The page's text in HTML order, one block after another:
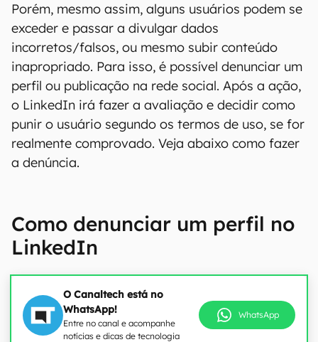
Porém, mesmo assim, alguns usuários podem se
exceder e passar a divulgar dados
incorretos/falsos, ou mesmo subir conteúdo
inapropriado. Para isso, é possível denunciar um
perfil ou publicação na rede social. Após a ação,
o LinkedIn irá fazer a avaliação e decidir como
punir o usuário segundo os termos de uso, se for
realmente comprovado. Veja abaixo como fazer
a denúncia.
Como denunciar um perfil no
LinkedIn
O Canaltech está no
WhatsApp!
Entre no canal e acompanhe
notícias e dicas de tecnologia
WhatsApp